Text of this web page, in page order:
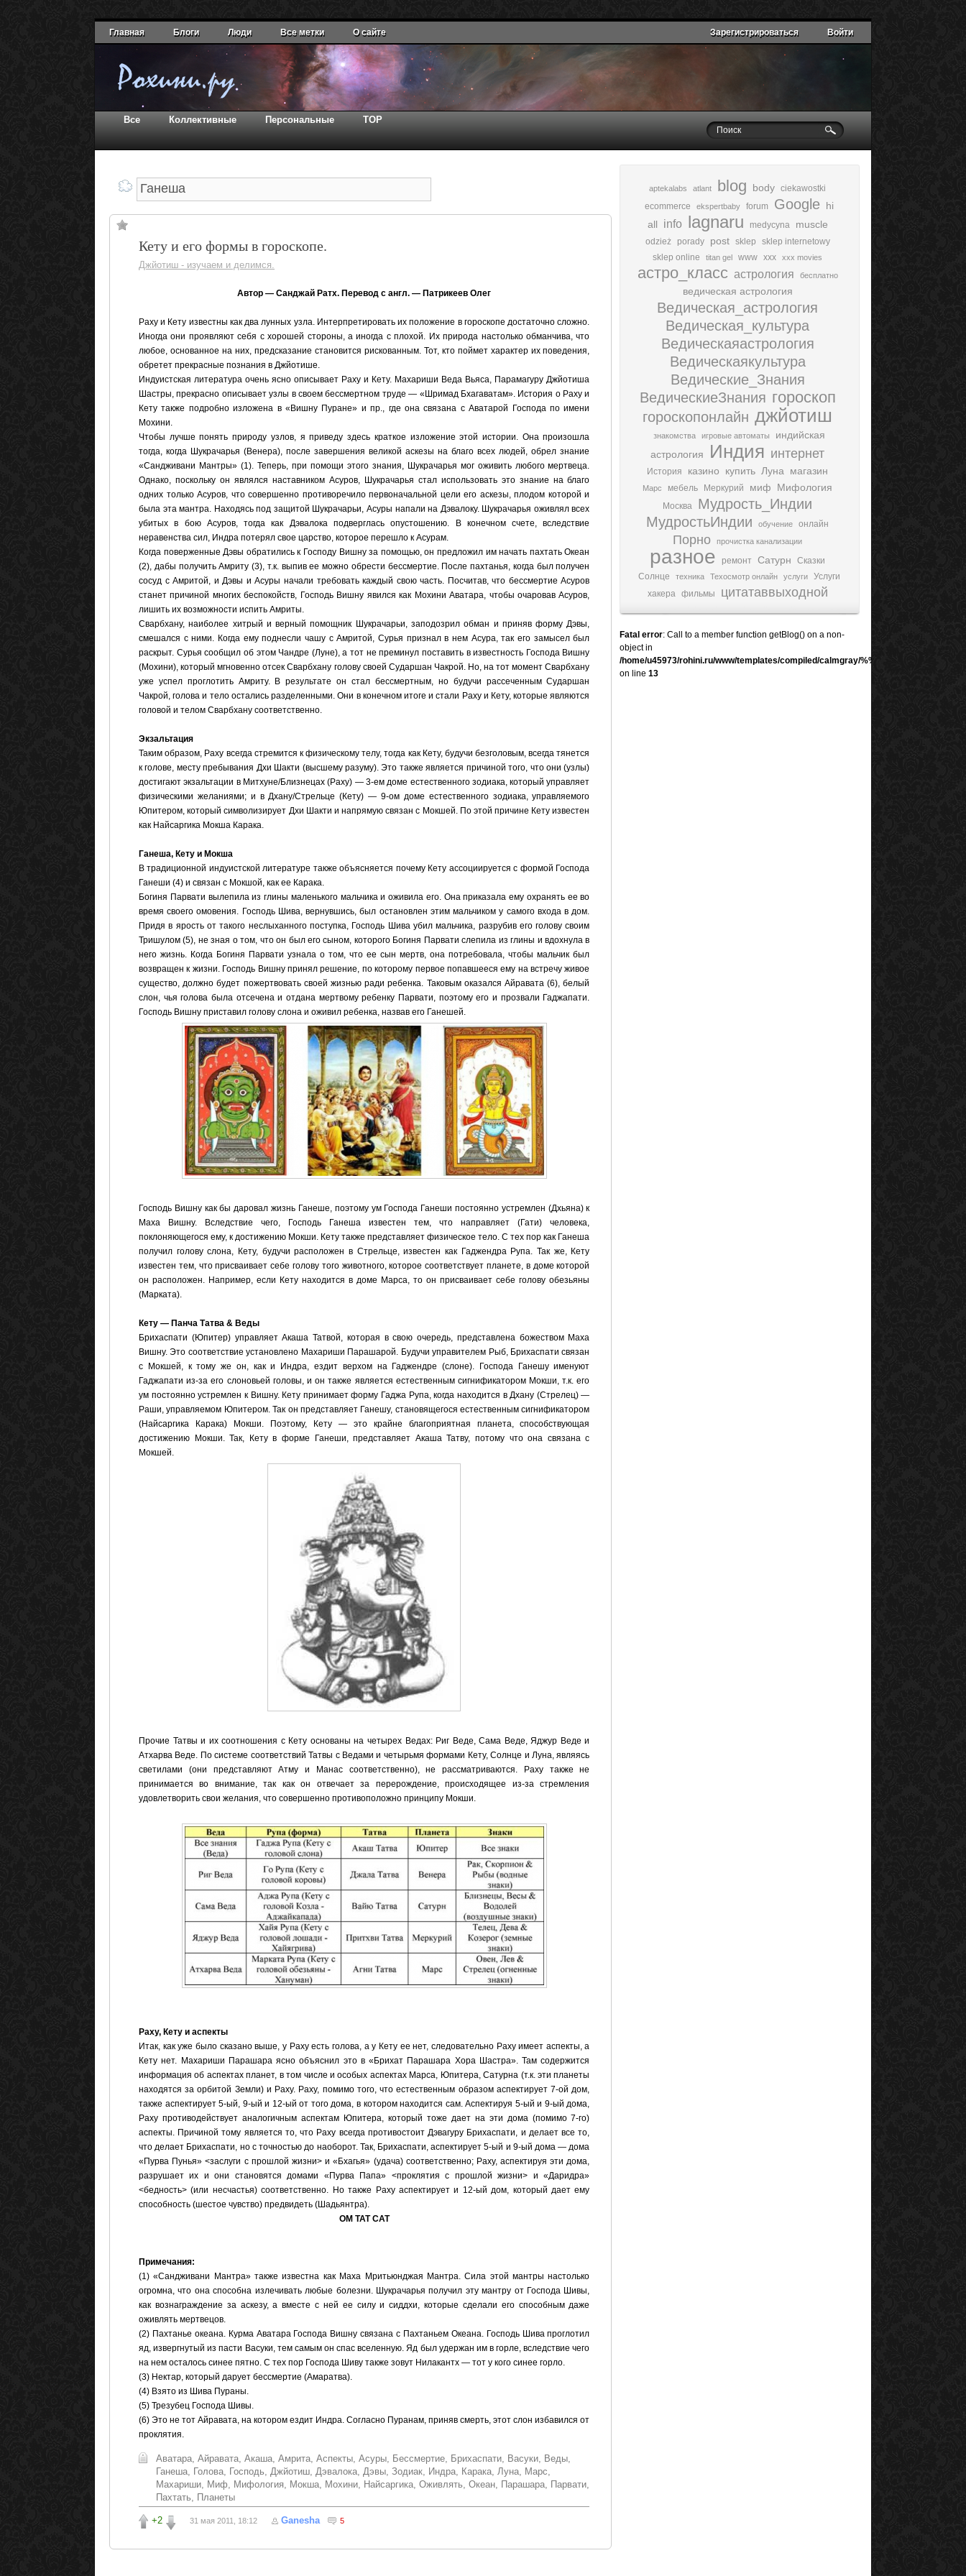
Главная Блоги Люди Все метки О сайте Зарегистрироваться Войти
Все Коллективные Персональные TOP
Кету и его формы в гороскопе.
Джйотиш - изучаем и делимся.
Автор — Санджай Ратх. Перевод с англ. — Патрикеев Олег
Раху и Кету известны как два лунных узла. Интерпретировать их положение в гороскопе достаточно сложно.
Иногда они проявляют себя с хорошей стороны, а иногда с плохой. Их природа настолько обманчива, что
любое, основанное на них, предсказание становится рискованным. Тот, кто поймет характер их поведения,
обретет прекрасные познания в Джйотише.
Индуистская литература очень ясно описывает Раху и Кету. Махариши Веда Вьяса, Парамагуру Джйотиша
Шастры, прекрасно описывает узлы в своем бессмертном труде — «Шримад Бхагаватам». История о Раху и
Кету также подробно изложена в «Вишну Пуране» и пр., где она связана с Аватарой Господа по имени
Мохини.
Чтобы лучше понять природу узлов, я приведу здесь краткое изложение этой истории. Она произошла
тогда, когда Шукрачарья (Венера), после завершения великой аскезы на благо всех людей, обрел знание
«Сандживани Мантры» (1). Теперь, при помощи этого знания, Шукрачарья мог оживить любого мертвеца.
Однако, поскольку он являлся наставником Асуров, Шукрачарья стал использовать это знание на благо
одних только Асуров, что совершенно противоречило первоначальной цели его аскезы, плодом которой и
была эта мантра. Находясь под защитой Шукрачарьи, Асуры напали на Дэвалоку. Шукрачарья оживлял всех
убитых в бою Асуров, тогда как Дэвалока подверглась опустошению. В конечном счете, вследствие
неравенства сил, Индра потерял свое царство, которое перешло к Асурам.
Когда поверженные Дэвы обратились к Господу Вишну за помощью, он предложил им начать пахтать Океан
(2), дабы получить Амриту (3), т.к. выпив ее можно обрести бессмертие. После пахтанья, когда был получен
сосуд с Амритой, и Дэвы и Асуры начали требовать каждый свою часть. Посчитав, что бессмертие Асуров
станет причиной многих беспокойств, Господь Вишну явился как Мохини Аватара, чтобы очаровав Асуров,
лишить их возможности испить Амриты.
Сварбхану, наиболее хитрый и верный помощник Шукрачарьи, заподозрил обман и приняв форму Дэвы,
смешался с ними. Когда ему поднесли чашу с Амритой, Сурья признал в нем Асура, так его замысел был
раскрыт. Сурья сообщил об этом Чандре (Луне), а тот не преминул поставить в известность Господа Вишну
(Мохини), который мгновенно отсек Сварбхану голову своей Сударшан Чакрой. Но, на тот момент Сварбхану
уже успел проглотить Амриту. В результате он стал бессмертным, но будучи рассеченным Сударшан
Чакрой, голова и тело остались разделенными. Они в конечном итоге и стали Раху и Кету, которые являются
головой и телом Сварбхану соответственно.
Экзальтация
Таким образом, Раху всегда стремится к физическому телу, тогда как Кету, будучи безголовым, всегда тянется
к голове, месту пребывания Дхи Шакти (высшему разуму). Это также является причиной того, что они (узлы)
достигают экзальтации в Митхуне/Близнецах (Раху) — 3-ем доме естественного зодиака, который управляет
физическими желаниями; и в Дхану/Стрельце (Кету) — 9-ом доме естественного зодиака, управляемого
Юпитером, который символизирует Дхи Шакти и напрямую связан с Мокшей. По этой причине Кету известен
как Найсаргика Мокша Карака.
Ганеша, Кету и Мокша
В традиционной индуистской литературе также объясняется почему Кету ассоциируется с формой Господа
Ганеши (4) и связан с Мокшой, как ее Карака.
Богиня Парвати вылепила из глины маленького мальчика и оживила его. Она приказала ему охранять ее во
время своего омовения. Господь Шива, вернувшись, был остановлен этим мальчиком у самого входа в дом.
Придя в ярость от такого неслыханного поступка, Господь Шива убил мальчика, разрубив его голову своим
Тришулом (5), не зная о том, что он был его сыном, которого Богиня Парвати слепила из глины и вдохнула в
него жизнь. Когда Богиня Парвати узнала о том, что ее сын мертв, она потребовала, чтобы мальчик был
возвращен к жизни. Господь Вишну принял решение, по которому первое попавшееся ему на встречу живое
существо, должно будет пожертвовать своей жизнью ради ребенка. Таковым оказался Айравата (6), белый
слон, чья голова была отсечена и отдана мертвому ребенку Парвати, поэтому его и прозвали Гаджапати.
Господь Вишну приставил голову слона и оживил ребенка, назвав его Ганешей.
Господь Вишну как бы даровал жизнь Ганеше, поэтому ум Господа Ганеши постоянно устремлен (Дхьяна) к
Маха Вишну. Вследствие чего, Господь Ганеша известен тем, что направляет (Гати) человека,
поклоняющегося ему, к достижению Мокши. Кету также представляет физическое тело. С тех пор как Ганеша
получил голову слона, Кету, будучи расположен в Стрельце, известен как Гаджендра Рупа. Так же, Кету
известен тем, что присваивает себе голову того животного, которое соответствует планете, в доме которой
он расположен. Например, если Кету находится в доме Марса, то он присваивает себе голову обезьяны
(Марката).
Кету — Панча Татва & Веды
Брихаспати (Юпитер) управляет Акаша Татвой, которая в свою очередь, представлена божеством Маха
Вишну. Это соответствие установлено Махариши Парашарой. Будучи управителем Рыб, Брихаспати связан
с Мокшей, к тому же он, как и Индра, ездит верхом на Гаджендре (слоне). Господа Ганешу именуют
Гаджапати из-за его слоновьей головы, и он также является естественным сигнификатором Мокши, т.к. его
ум постоянно устремлен к Вишну. Кету принимает форму Гаджа Рупа, когда находится в Дхану (Стрелец) —
Раши, управляемом Юпитером. Так он представляет Ганешу, становящегося естественным сигнификатором
(Найсаргика Карака) Мокши. Поэтому, Кету — это крайне благоприятная планета, способствующая
достижению Мокши. Так, Кету в форме Ганеши, представляет Акаша Татву, потому что она связана с
Мокшей.
Прочие Татвы и их соотношения с Кету основаны на четырех Ведах: Риг Веде, Сама Веде, Яджур Веде и
Атхарва Веде. По системе соответствий Татвы с Ведами и четырьмя формами Кету, Солнце и Луна, являясь
светилами (они представляют Атму и Манас соответственно), не рассматриваются. Раху также не
принимается во внимание, так как он отвечает за перерождение, происходящее из-за стремления
удовлетворить свои желания, что совершенно противоположно принципу Мокши.
Раху, Кету и аспекты
Итак, как уже было сказано выше, у Раху есть голова, а у Кету ее нет, следовательно Раху имеет аспекты, а
Кету нет. Махариши Парашара ясно объяснил это в «Брихат Парашара Хора Шастра». Там содержится
информация об аспектах планет, в том числе и особых аспектах Марса, Юпитера, Сатурна (т.к. эти планеты
находятся за орбитой Земли) и Раху. Раху, помимо того, что естественным образом аспектирует 7-ой дом,
также аспектирует 5-ый, 9-ый и 12-ый от того дома, в котором находится сам. Аспектируя 5-ый и 9-ый дома,
Раху противодействует аналогичным аспектам Юпитера, который тоже дает на эти дома (помимо 7-го)
аспекты. Причиной тому является то, что Раху всегда противостоит Дэвагуру Брихаспати, и делает все то,
что делает Брихаспати, но с точностью до наоборот. Так, Брихаспати, аспектирует 5-ый и 9-ый дома — дома
«Пурва Пунья» <заслуги с прошлой жизни> и «Бхагья» (удача) соответственно; Раху, аспектируя эти дома,
разрушает их и они становятся домами «Пурва Папа» <проклятия с прошлой жизни> и «Даридра»
<бедность> (или несчастья) соответственно. Но также Раху аспектирует и 12-ый дом, который дает ему
способность (шестое чувство) предвидеть (Шадьянтра).
ОМ ТАТ САТ
Примечания:
(1) «Сандживани Мантра» также известна как Маха Мритьюнджая Мантра. Сила этой мантры настолько
огромна, что она способна излечивать любые болезни. Шукрачарья получил эту мантру от Господа Шивы,
как вознаграждение за аскезу, а вместе с ней ее силу и сиддхи, которые сделали его способным даже
оживлять мертвецов.
(2) Пахтанье океана. Курма Аватара Господа Вишну связана с Пахтаньем Океана. Господь Шива проглотил
яд, извергнутый из пасти Васуки, тем самым он спас вселенную. Яд был удержан им в горле, вследствие чего
на нем осталось синее пятно. С тех пор Господа Шиву также зовут Нилакантх — тот у кого синее горло.
(3) Нектар, который дарует бессмертие (Амаратва).
(4) Взято из Шива Пураны.
(5) Трезубец Господа Шивы.
(6) Это не тот Айравата, на котором ездит Индра. Согласно Пуранам, приняв смерть, этот слон избавился от
проклятия.
Аватара, Айравата, Акаша, Амрита, Аспекты, Асуры, Бессмертие, Брихаспати, Васуки, Веды,
Ганеша, Голова, Господь, Джйотиш, Дэвалока, Дэвы, Зодиак, Индра, Карака, Луна, Марс,
Махариши, Миф, Мифология, Мокша, Мохини, Найсаргика, Оживлять, Океан, Парашара, Парвати,
Пахтать, Планеты
+2 31 мая 2011, 18:12 Ganesha 5
aptekalabs atlant blog body
ciekawostki
ecommerce
ekspertbaby forum Google
hi
all
info lagnaru medycyna muscle
odzież porady post sklep
sklep internetowy
sklep online
titan gel www xxx xxx movies
астро_класс астрология бесплатно
ведическая астрология
Ведическая_астрология
Ведическая_культура
Ведическаяастрология
Ведическаякультура
Ведические_Знания
ВедическиеЗнания гороскоп
гороскопонлайн джйотиш
знакомства игровые автоматы
индийская
астрология
Индия интернет
История казино купить Луна магазин
Марс мебель Меркурий миф Мифология
Москва
Мудрость_Индии
МудростьИндии
обучение онлайн
Порно прочистка канализации
разное ремонт Сатурн
Сказки
Солнце
техника Техосмотр онлайн услуги
Услуги
хакера фильмы цитатаввыходной
Fatal error: Call to a member function getBlog() on a non-
object in
/home/u45973/rohini.ru/www/templates/compiled/calmgray/
on line 13